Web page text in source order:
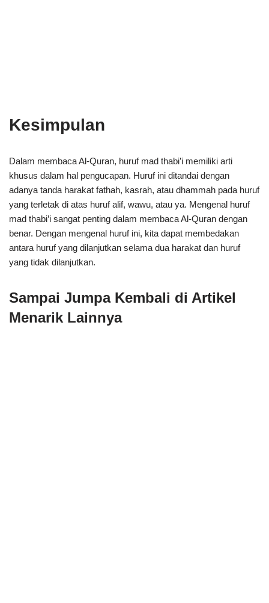
Kesimpulan
Dalam membaca Al-Quran, huruf mad thabi’i memiliki arti
khusus dalam hal pengucapan. Huruf ini ditandai dengan
adanya tanda harakat fathah, kasrah, atau dhammah pada huruf
yang terletak di atas huruf alif, wawu, atau ya. Mengenal huruf
mad thabi’i sangat penting dalam membaca Al-Quran dengan
benar. Dengan mengenal huruf ini, kita dapat membedakan
antara huruf yang dilanjutkan selama dua harakat dan huruf
yang tidak dilanjutkan.
Sampai Jumpa Kembali di Artikel
Menarik Lainnya